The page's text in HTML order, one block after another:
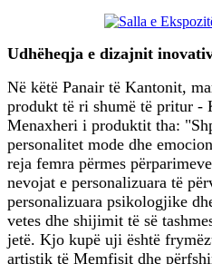
Udhëheqja e dizajnit
Në këtë Panair të Kantonit,
produkt të ri shumë të pritur -
Menaxheri i produktit tha:
personalitet mode dhe
reja femra përmes
nevojat e personalizuara të
personalizuara psikologjike
vetes dhe shijimit të së
jetë. Kjo kupë uji është
artistik të Memfisit dhe